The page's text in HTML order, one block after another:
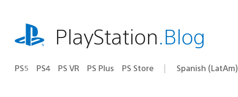
playstation.comPlayStation.Blog
PS5 PS4 PS VR PS Plus PS Store Elige
Región
Spanish (LatAm)